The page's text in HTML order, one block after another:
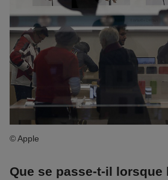
© Apple
Que se passe-t-il lorsque